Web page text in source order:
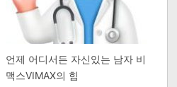
언제 어디서든 자신있는 남자 비
맥스VIMAX의 힘